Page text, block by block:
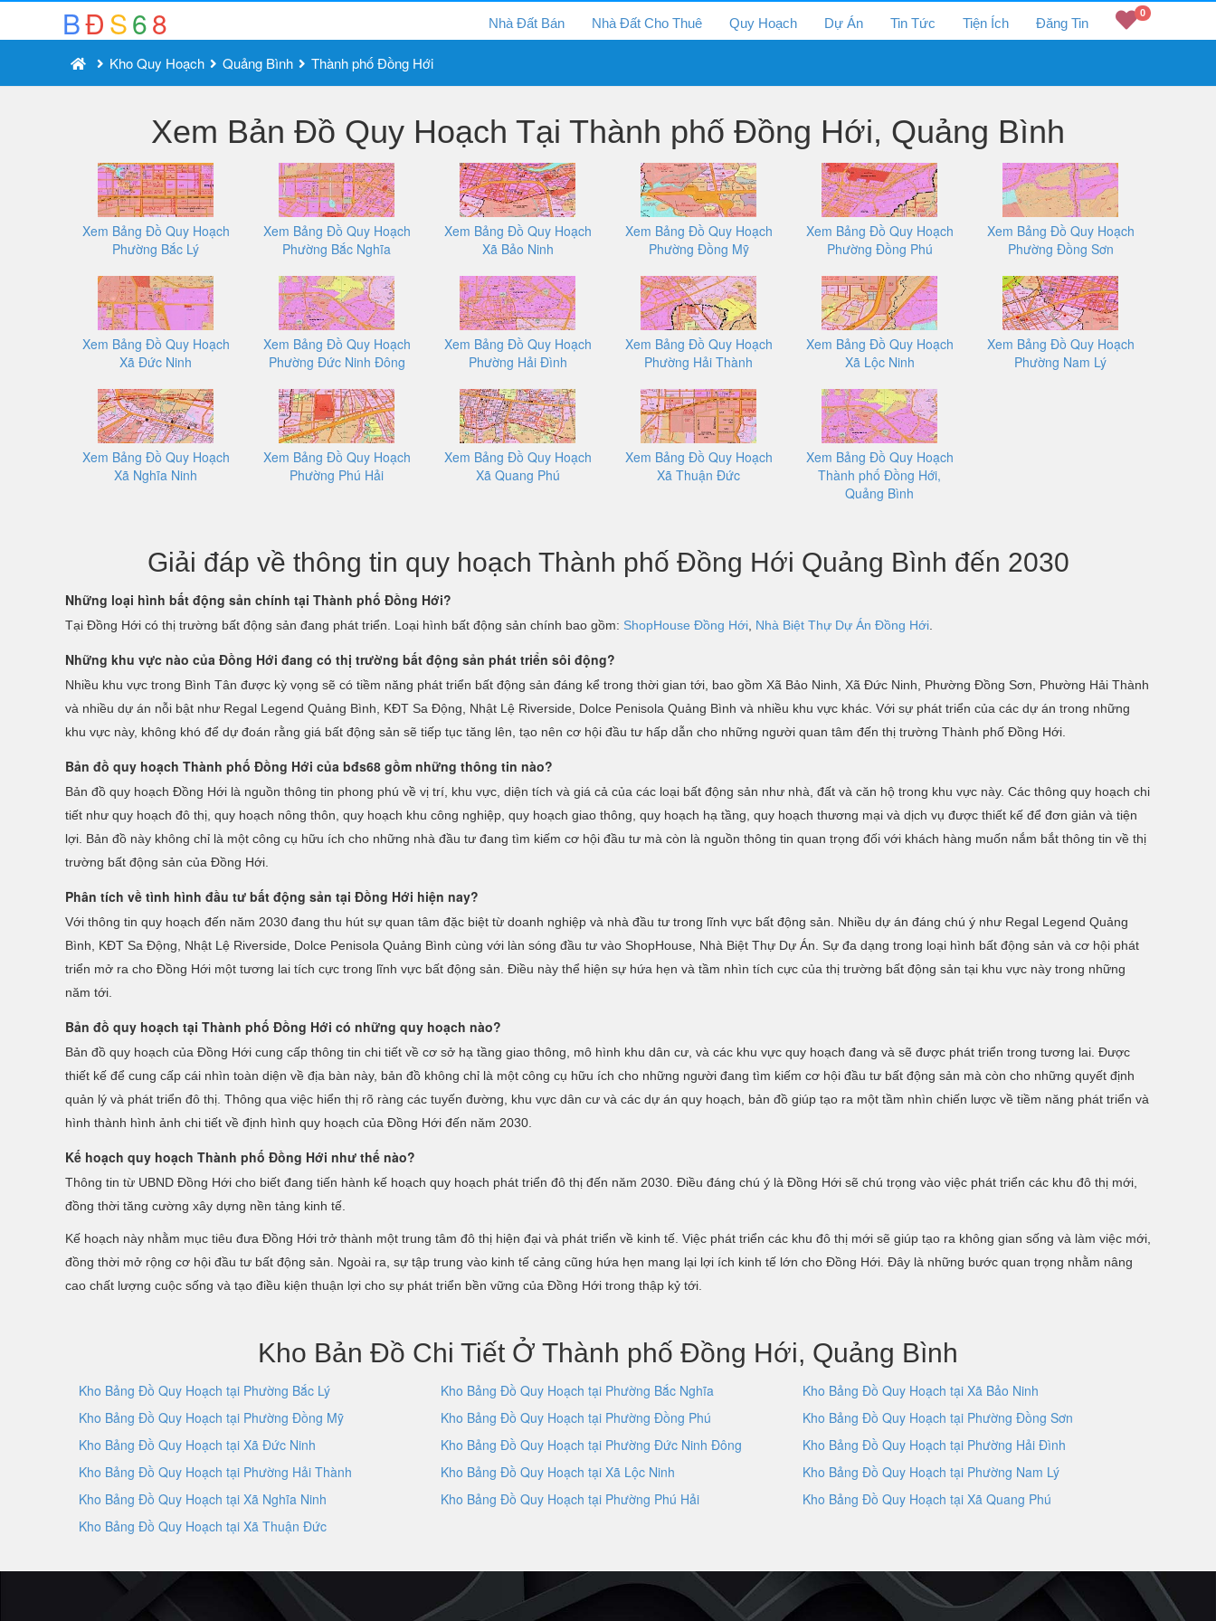
BĐS68 Nhà Đất Bán Nhà Đất Cho Thuê Quy Hoạch Dự Án Tin Tức Tiện Ích Đăng Tin
0
Kho Quy Hoạch Quảng Bình Thành phố Đồng Hới
Xem Bản Đồ Quy Hoạch Tại Thành phố Đồng Hới, Quảng Bình
Xem Bảng Đồ Quy Hoạch
Phường Bắc Lý
Xem Bảng Đồ Quy Hoạch
Phường Bắc Nghĩa
Xem Bảng Đồ Quy Hoạch
Xã Bảo Ninh
Xem Bảng Đồ Quy Hoạch
Phường Đồng Mỹ
Xem Bảng Đồ Quy Hoạch
Phường Đồng Phú
Xem Bảng Đồ Quy Hoạch
Phường Đồng Sơn
Xem Bảng Đồ Quy Hoạch
Xã Đức Ninh
Xem Bảng Đồ Quy Hoạch
Phường Đức Ninh Đông
Xem Bảng Đồ Quy Hoạch
Phường Hải Đình
Xem Bảng Đồ Quy Hoạch
Phường Hải Thành
Xem Bảng Đồ Quy Hoạch
Xã Lộc Ninh
Xem Bảng Đồ Quy Hoạch
Phường Nam Lý
Xem Bảng Đồ Quy Hoạch
Xã Nghĩa Ninh
Xem Bảng Đồ Quy Hoạch
Phường Phú Hải
Xem Bảng Đồ Quy Hoạch
Xã Quang Phú
Xem Bảng Đồ Quy Hoạch
Xã Thuận Đức
Xem Bảng Đồ Quy Hoạch
Thành phố Đồng Hới,
Quảng Bình
Giải đáp về thông tin quy hoạch Thành phố Đồng Hới Quảng Bình đến 2030
Những loại hình bất động sản chính tại Thành phố Đồng Hới?
Tại Đồng Hới có thị trường bất động sản đang phát triển. Loại hình bất động sản chính bao gồm: ShopHouse Đồng Hới Nhà Biệt Thự Dự Án Đồng Hới
Những khu vực nào của Đồng Hới đang có thị trường bất động sản phát triển sôi động?
Nhiều khu vực trong Bình Tân được kỳ vọng sẽ có tiềm năng phát triển bất động sản đáng kể trong thời gian tới, bao gồm Xã Bảo Ninh, Xã Đức Ninh, Phường Đồng Sơn, Phường Hải Thành
và nhiều dự án nỗi bật như Regal Legend Quảng Bình, KĐT Sa Động, Nhật Lệ Riverside, Dolce Penisola Quảng Bình và nhiều khu vực khác. Với sự phát triển của các dự án trong những
khu vực này, không khó để dự đoán rằng giá bất động sản sẽ tiếp tục tăng lên, tạo nên cơ hội đầu tư hấp dẫn cho những người quan tâm đến thị trường Thành phố Đồng Hới.
Bản đồ quy hoạch Thành phố Đồng Hới của bđs68 gồm những thông tin nào?
Bản đồ quy hoạch Đồng Hới là nguồn thông tin phong phú về vị trí, khu vực, diện tích và giá cả của các loại bất động sản như nhà, đất và căn hộ trong khu vực này. Các thông quy hoạch chi
tiết như quy hoạch đô thị, quy hoạch nông thôn, quy hoạch khu công nghiệp, quy hoạch giao thông, quy hoạch hạ tầng, quy hoạch thương mại và dịch vụ được thiết kế để đơn giản và tiện
lợi. Bản đồ này không chỉ là một công cụ hữu ích cho những nhà đầu tư đang tìm kiếm cơ hội đầu tư mà còn là nguồn thông tin quan trọng đối với khách hàng muốn nắm bắt thông tin về thị
trường bất động sản của Đồng Hới.
Phân tích về tình hình đầu tư bất động sản tại Đồng Hới hiện nay?
Với thông tin quy hoạch đến năm 2030 đang thu hút sự quan tâm đặc biệt từ doanh nghiệp và nhà đầu tư trong lĩnh vực bất động sản. Nhiều dự án đáng chú ý như Regal Legend Quảng
Bình, KĐT Sa Động, Nhật Lệ Riverside, Dolce Penisola Quảng Bình cùng với làn sóng đầu tư vào ShopHouse, Nhà Biệt Thự Dự Án. Sự đa dạng trong loại hình bất động sản và cơ hội phát
triển mở ra cho Đồng Hới một tương lai tích cực trong lĩnh vực bất động sản. Điều này thể hiện sự hứa hẹn và tầm nhìn tích cực của thị trường bất động sản tại khu vực này trong những
năm tới.
Bản đồ quy hoạch tại Thành phố Đồng Hới có những quy hoạch nào?
Bản đồ quy hoạch của Đồng Hới cung cấp thông tin chi tiết về cơ sở hạ tầng giao thông, mô hình khu dân cư, và các khu vực quy hoạch đang và sẽ được phát triển trong tương lai. Được
thiết kế để cung cấp cái nhìn toàn diện về địa bàn này, bản đồ không chỉ là một công cụ hữu ích cho những người đang tìm kiếm cơ hội đầu tư bất động sản mà còn cho những quyết định
quản lý và phát triển đô thị. Thông qua việc hiển thị rõ ràng các tuyến đường, khu vực dân cư và các dự án quy hoạch, bản đồ giúp tạo ra một tầm nhìn chiến lược về tiềm năng phát triển và
hình thành hình ảnh chi tiết về định hình quy hoạch của Đồng Hới đến năm 2030.
Kế hoạch quy hoạch Thành phố Đồng Hới như thế nào?
Thông tin từ UBND Đồng Hới cho biết đang tiến hành kế hoạch quy hoạch phát triển đô thị đến năm 2030. Điều đáng chú ý là Đồng Hới sẽ chú trọng vào việc phát triển các khu đô thị mới,
đồng thời tăng cường xây dựng nền tảng kinh tế.
Kế hoạch này nhằm mục tiêu đưa Đồng Hới trở thành một trung tâm đô thị hiện đại và phát triển về kinh tế. Việc phát triển các khu đô thị mới sẽ giúp tạo ra không gian sống và làm việc mới,
đồng thời mở rộng cơ hội đầu tư bất động sản. Ngoài ra, sự tập trung vào kinh tế cảng cũng hứa hẹn mang lại lợi ích kinh tế lớn cho Đồng Hới. Đây là những bước quan trọng nhằm nâng
cao chất lượng cuộc sống và tạo điều kiện thuận lợi cho sự phát triển bền vững của Đồng Hới trong thập kỷ tới.
Kho Bản Đồ Chi Tiết Ở Thành phố Đồng Hới, Quảng Bình
Kho Bảng Đồ Quy Hoạch tại Phường Bắc Lý Kho Bảng Đồ Quy Hoạch tại Phường Bắc Nghĩa
Kho Bảng Đồ Quy Hoạch tại Xã Bảo Ninh
Kho Bảng Đồ Quy Hoạch tại Phường Đồng Mỹ
Kho Bảng Đồ Quy Hoạch tại Phường Đồng Phú
Kho Bảng Đồ Quy Hoạch tại Phường Đồng Sơn
Kho Bảng Đồ Quy Hoạch tại Xã Đức Ninh
Kho Bảng Đồ Quy Hoạch tại Phường Đức Ninh Đông
Kho Bảng Đồ Quy Hoạch tại Phường Hải Đình
Kho Bảng Đồ Quy Hoạch tại Phường Hải Thành
Kho Bảng Đồ Quy Hoạch tại Xã Lộc Ninh
Kho Bảng Đồ Quy Hoạch tại Phường Nam Lý
Kho Bảng Đồ Quy Hoạch tại Xã Nghĩa Ninh
Kho Bảng Đồ Quy Hoạch tại Phường Phú Hải
Kho Bảng Đồ Quy Hoạch tại Xã Quang Phú
Kho Bảng Đồ Quy Hoạch tại Xã Thuận Đức